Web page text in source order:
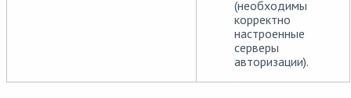
(необходимы
корректно
настроенные
серверы
авторизации).